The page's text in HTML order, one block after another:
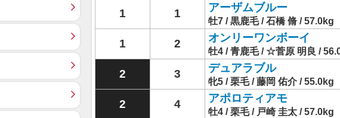
1 1 アーザムブルー
牡7 / 黒鹿毛 / 石橋 脩 / 57.0kg
1 2 オンリーワンボーイ
牡4 / 青鹿毛 / ☆菅原 明良 /
2 3 デュアラブル
牝5 / 栗毛 / 藤岡 佑介 / 55.0kg
2 4 アポロティアモ
牡4 / 栗毛 / 戸崎 圭太 / 57.0kg